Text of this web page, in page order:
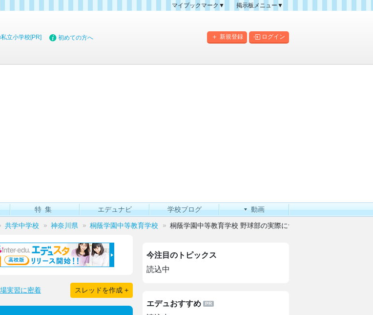
マイブックマーク▼
掲示板メニュー▼
掲示板マップ
新規登録 ログイン
立小学校[PR] 初めての方へ
特集 エデュナビ 学校ブログ 動画
共学中学校 神奈川県 桐蔭学園中等教育学校 桐蔭学園中等教育学校 野球部の実際について教えてください
実習に密着 スレッドを作成 +
今注目のトピックス
読込中
エデュおすすめ